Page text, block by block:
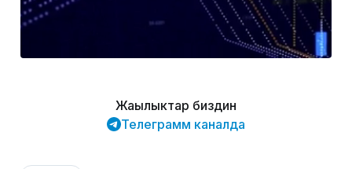
Жаңылыктар биздин
Телеграмм каналда